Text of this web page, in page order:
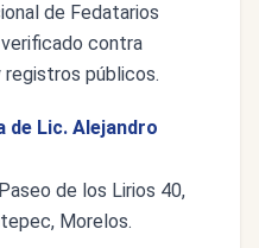
de Fedatarios
contra
públicos.
de Lic. Alejandro
de los Lirios 40,
Morelos.